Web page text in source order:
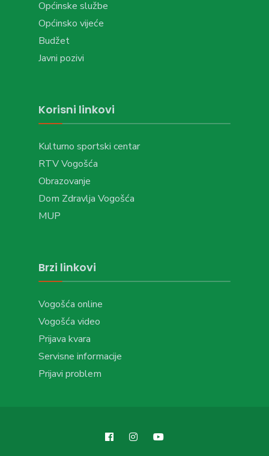
Općinske službe
Općinsko vijeće
Budžet
Javni pozivi
Korisni linkovi
Kulturno sportski centar
RTV Vogošća
Obrazovanje
Dom Zdravlja Vogošća
MUP
Brzi linkovi
Vogošća online
Vogošća video
Prijava kvara
Servisne informacije
Prijavi problem